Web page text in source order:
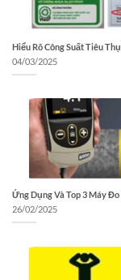
Hiểu Rõ Công Suất Tiêu
04/03/2025
Ứng Dụng Và Top 3 Máy
26/02/2025